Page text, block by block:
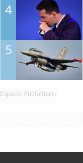
4
5
Espacio Publicitario